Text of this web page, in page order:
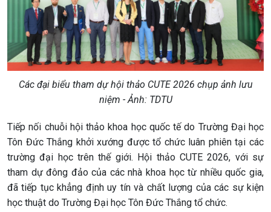
Các đại biểu tham dự hội thảo CUTE 2026 chụp ảnh lưu
niệm - Ảnh: TDTU
Tiếp nối chuỗi hội thảo khoa học quốc tế do Trường Đại học
Tôn Đức Thắng khởi xướng được tổ chức luân phiên tại các
trường đại học trên thế giới. Hội thảo CUTE 2026, với sự
tham dự đông đảo của các nhà khoa học từ nhiều quốc gia,
đã tiếp tục khẳng định uy tín và chất lượng của các sự kiện
học thuật do Trường Đại học Tôn Đức Thắng tổ chức.